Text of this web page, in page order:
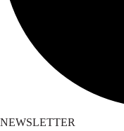
NEWSLETTER